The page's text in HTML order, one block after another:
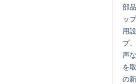
部
ッ
用
プ
声
を
の